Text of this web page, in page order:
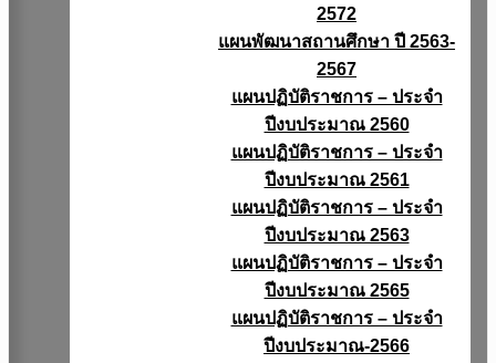
2572
แผนพัฒนาสถานศึกษา ปี 2563-
2567
แผนปฏิบัติราชการ – ประจำ
ปีงบประมาณ 2560
แผนปฏิบัติราชการ – ประจำ
ปีงบประมาณ 2561
แผนปฏิบัติราชการ – ประจำ
ปีงบประมาณ 2563
แผนปฏิบัติราชการ – ประจำ
ปีงบประมาณ 2565
แผนปฏิบัติราชการ – ประจำ
ปีงบประมาณ-2566